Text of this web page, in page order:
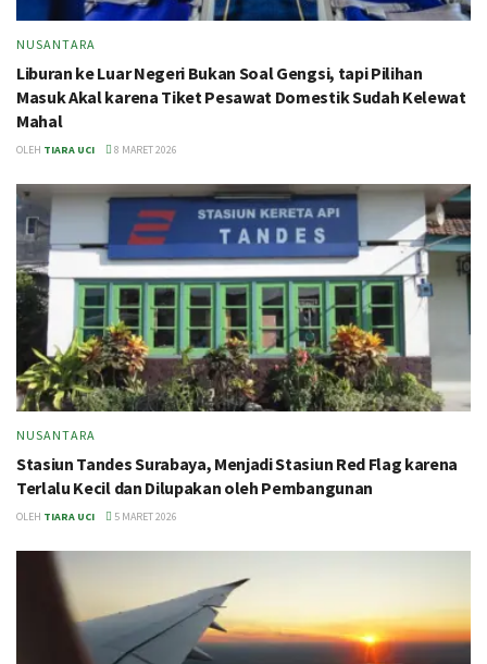
NUSANTARA
Liburan ke Luar Negeri Bukan Soal Gengsi, tapi Pilihan
Masuk Akal karena Tiket Pesawat Domestik Sudah Kelewat
Mahal
OLEH TIARA UCI 8 MARET 2026
NUSANTARA
Stasiun Tandes Surabaya, Menjadi Stasiun Red Flag karena
Terlalu Kecil dan Dilupakan oleh Pembangunan
OLEH TIARA UCI 5 MARET 2026